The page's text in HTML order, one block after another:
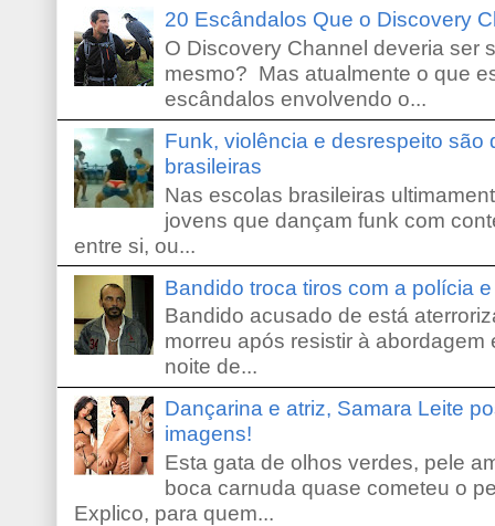
20 Escândalos Que o Discovery
O Discovery Channel deveria ser
mesmo? Mas atualmente o que
escândalos envolvendo o...
Funk, violência e desrespeito são
brasileiras
Nas escolas brasileiras
jovens que dançam funk com
entre si, ou...
Bandido troca tiros com a polícia
Bandido acusado de está
morreu após resistir à
noite de...
Dançarina e atriz, Samara Leite
imagens!
Esta gata de olhos verdes, pele
boca carnuda quase cometeu o
Explico, para quem...